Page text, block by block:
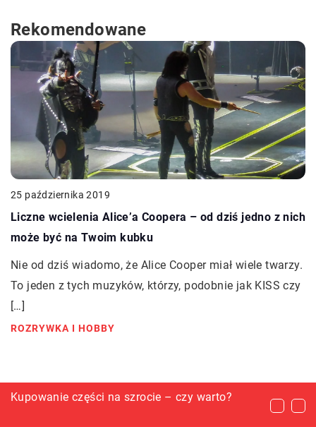
Rekomendowane
25 października 2019
Liczne wcielenia Alice’a Coopera – od dziś jedno z nich
może być na Twoim kubku
Nie od dziś wiadomo, że Alice Cooper miał wiele twarzy.
To jeden z tych muzyków, którzy, podobnie jak KISS czy
[…]
ROZRYWKA I HOBBY
Jakie są objawy uszkodzenia silnika
Kupowanie części na szrocie – czy warto?
W jaki sposób stworzyć namiętną atmosferę w